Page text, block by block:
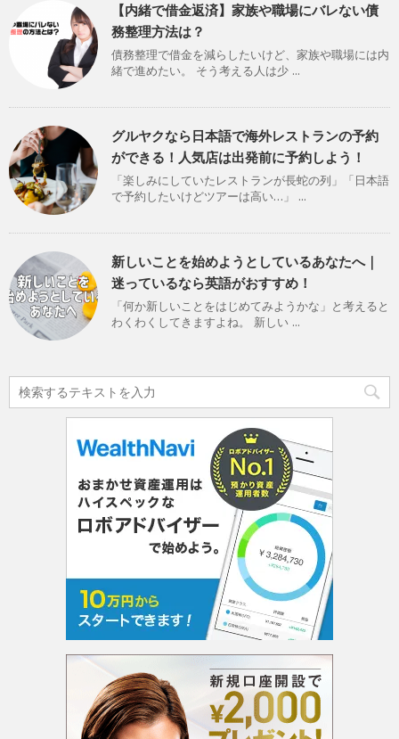
【内緒で借金返済】家族や職場にバレない債
務整理方法は？
債務整理で借金を減らしたいけど、家族や職場には内
緒で進めたい。 そう考える人は少 ...
グルヤクなら日本語で海外レストランの予約
ができる！人気店は出発前に予約しよう！
「楽しみにしていたレストランが長蛇の列」「日本語
で予約したいけどツアーは高い…」 ...
新しいことを始めようとしているあなたへ｜
迷っているなら英語がおすすめ！
「何か新しいことをはじめてみようかな」と考えると
わくわくしてきますよね。 新しい ...